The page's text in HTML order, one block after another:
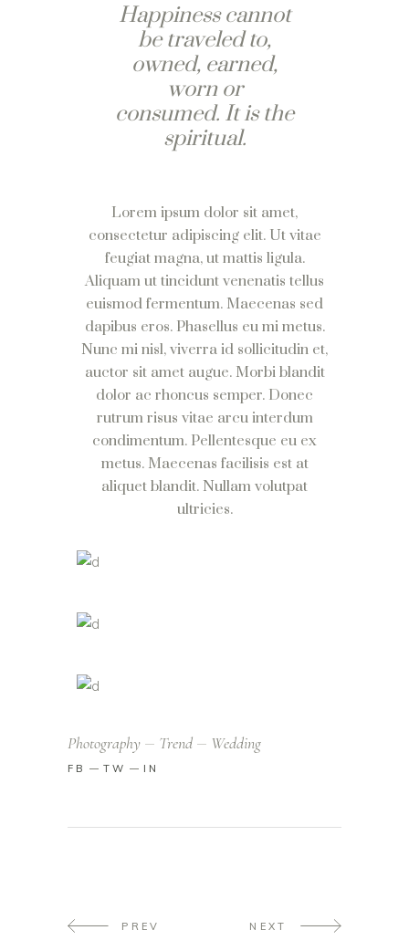
Happiness cannot
be traveled to,
owned, earned,
worn or
consumed. It is the
spiritual.
Lorem ipsum dolor sit amet,
consectetur adipiscing elit. Ut vitae
feugiat magna, ut mattis ligula.
Aliquam ut tincidunt venenatis tellus
euismod fermentum. Maecenas sed
dapibus eros. Phasellus eu mi metus.
Nunc mi nisl, viverra id sollicitudin et,
auctor sit amet augue. Morbi blandit
dolor ac rhoncus semper. Donec
rutrum risus vitae arcu interdum
condimentum. Pellentesque eu ex
metus. Maecenas facilisis est at
aliquet blandit. Nullam volutpat
ultricies.
Photography Trend Wedding
FB TW IN
PREV NEXT